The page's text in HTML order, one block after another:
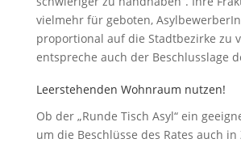
vielmehr für geboten,
proportional auf die Stadtbezirke zu
entspreche auch der Beschlusslage
Leerstehenden Wohnraum nutzen!
Ob der „Runde Tisch Asyl“ ein
um die Beschlüsse des Rates auch in